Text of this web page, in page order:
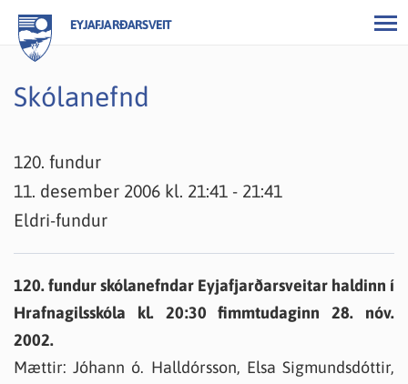
EYJAFJARÐARSVEIT
Skólanefnd
120. fundur
11. desember 2006 kl. 21:41 - 21:41
Eldri-fundur
120. fundur skólanefndar Eyjafjarðarsveitar haldinn í
Hrafnagilsskóla kl. 20:30 fimmtudaginn 28. nóv.
2002.
Mættir: Jóhann ó. Halldórsson, Elsa Sigmundsdóttir,